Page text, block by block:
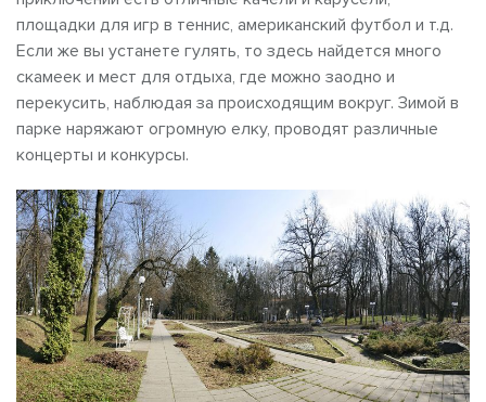
площадки для игр в теннис, американский футбол и т.д.
Если же вы устанете гулять, то здесь найдется много
скамеек и мест для отдыха, где можно заодно и
перекусить, наблюдая за происходящим вокруг. Зимой в
парке наряжают огромную елку, проводят различные
концерты и конкурсы.